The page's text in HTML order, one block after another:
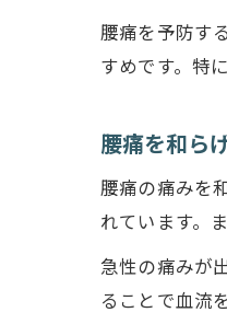
腰痛を予防す
すめです。特
腰痛を和ら
腰痛の痛みを
れています。
急性の痛みが
ることで血流